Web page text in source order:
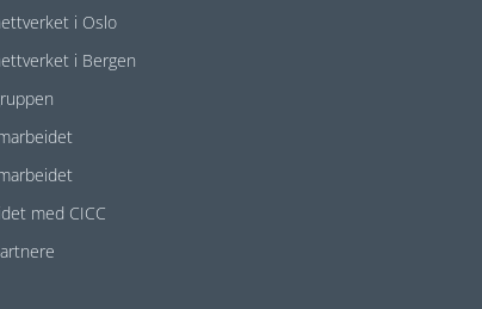
i Oslo
i Bergen
med CICC